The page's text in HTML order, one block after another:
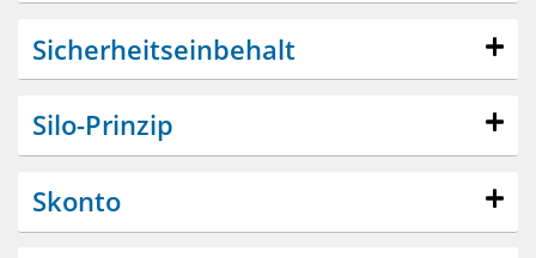
Sicherheitseinbehalt
Silo-Prinzip
Skonto